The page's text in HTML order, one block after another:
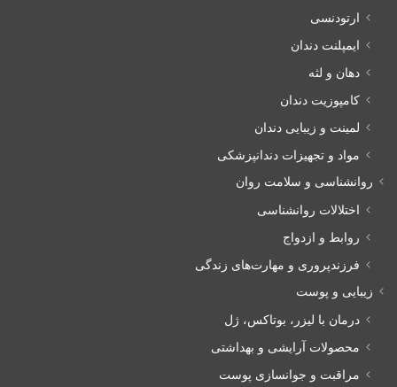
ارتودنسی
ایمپلنت دندان
دهان و لثه
کامپوزیت دندان
لمینت و زیبایی دندان
مواد و تجهیزات دندانپزشکی
روانشناسی و سلامت روان
اختلالات روانشناسی
روابط و ازدواج
فرزندپروری و مهارت‌های زندگی
زیبایی و پوست
درمان با لیزر، بوتاکس، ژل
محصولات آرایشی و بهداشتی
مراقبت و جوانسازی پوست